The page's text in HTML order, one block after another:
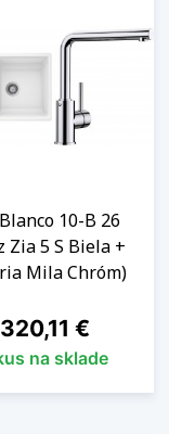
10-B 26
Zia 5 S Biela +
Mila Chróm)
Cena
320,11 €
na sklade